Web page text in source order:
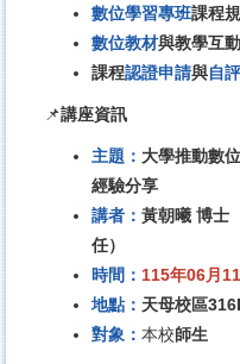
數位學習專班課程
數位教材與教學互
課程認證申請與自
📌講座資訊
主題： 大學推動數
經驗分享
講者： 黃朝曦 博士
任）
時間： 115年06月
地點： 天母校區
對象： 本校師生